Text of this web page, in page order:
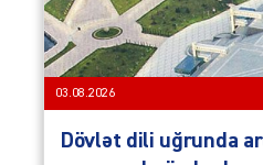
03.08.2026
Dövlət dili uğrunda